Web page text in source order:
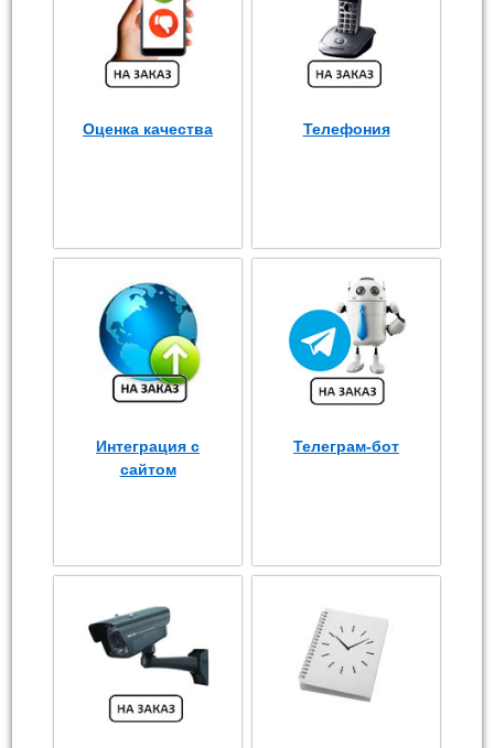
Оценка качества Телефония
Интеграция с
сайтом
Телеграм-бот